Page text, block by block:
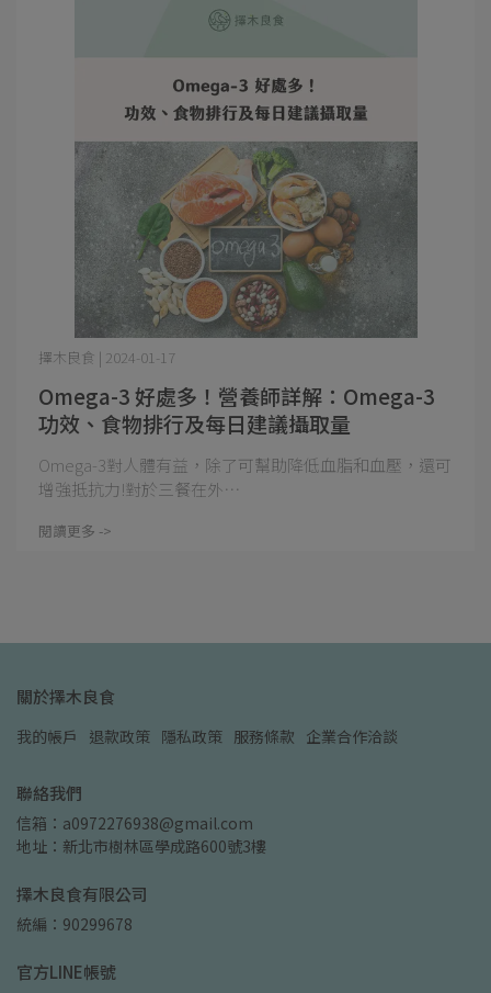
Omega-3 好處多！營養師詳解：Omega-3
功效、食物排行及每日建議攝取量
擇木良食 | 2024-01-17
Omega-3對人體有益，除了可幫助降低血脂和血壓，還可
增強抵抗力!對於三餐在外⋯
閱讀更多 ->
關於擇木良食
我的帳戶 退款政策 隱私政策 服務條款 企業合作洽談
聯絡我們
信箱：a0972276938@gmail.com
地址：新北市樹林區學成路600號3樓
擇木良食有限公司
統編：90299678
官方LINE帳號